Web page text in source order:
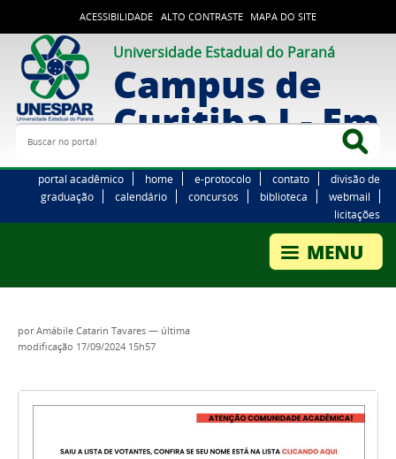
ACESSIBILIDADE ALTO CONTRASTE MAPA DO SITE
Universidade Estadual do Paraná
Campus de
Curitiba I -
Buscar no portal
portal acadêmico home e-protocolo contato
divisão de
graduação
calendário concursos biblioteca
webmail
licitações
porAmábile Catarin Tavares — última
modificação 17/09/2024 15h57